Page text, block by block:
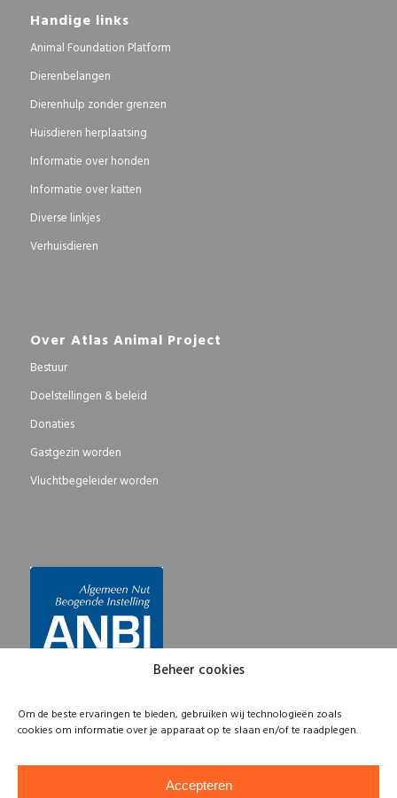
Beheer cookies
Om de beste ervaringen te bieden, gebruiken wij technologieën zoals
cookies om informatie over je apparaat op te slaan en/of te raadplegen.
Accepteren
Handige links
Animal Foundation Platform
Dierenbelangen
Dierenhulp zonder grenzen
Huisdieren herplaatsing
Informatie over honden
Informatie over katten
Diverse linkjes
Verhuisdieren
Over Atlas Animal Project
Bestuur
Doelstellingen & beleid
Donaties
Gastgezin worden
Vluchtbegeleider worden